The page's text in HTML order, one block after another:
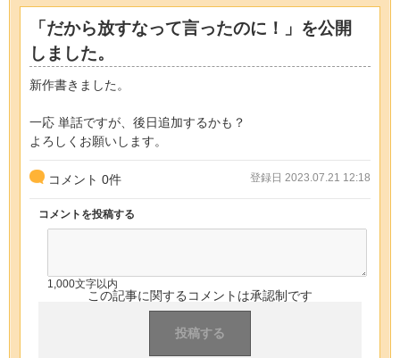
「だから放すなって言ったのに！」を公開
しました。
新作書きました。
一応 単話ですが、後日追加するかも？
よろしくお願いします。
コメント 0件 登録日 2023.07.21 12:18
コメントを投稿する
1,000文字以内
この記事に関するコメントは承認制です